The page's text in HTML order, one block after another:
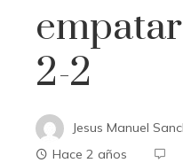
2-2
Jesus Manuel
Hace 2 años